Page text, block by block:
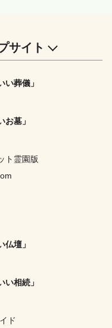
サイト
い葬儀」
お墓」
ト霊園版
仏壇」
相続」
ド